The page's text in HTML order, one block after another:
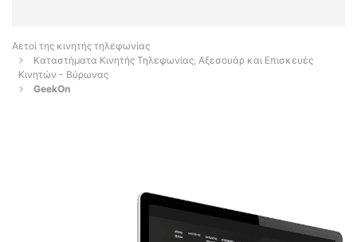
Αετοί της κινητής τηλεφωνίας
Καταστήματα Κινητής Τηλεφωνίας, Αξεσουάρ και Επισκευές
Κινητών - Βύρωνας
GeekOn